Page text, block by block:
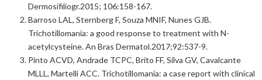
Dermosifiliogr.2015; 106:158-167.
Barroso LAL, Sternberg F, Souza MNIF, Nunes GJB.
Trichotillomania: a good response to treatment with N-
acetylcysteine. An Bras Dermatol.2017;92:537-9.
Pinto ACVD, Andrade TCPC, Brito FF, Silva GV, Cavalcante
MLLL, Martelli ACC. Trichotillomania: a case report with clinical